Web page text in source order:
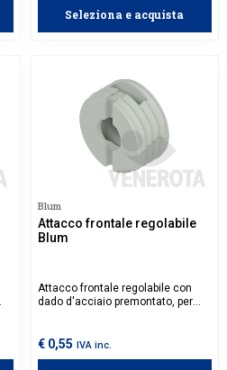
Seleziona e acquista
Blum
Attacco frontale regolabile
Blum
Attacco frontale regolabile con
dado d'acciaio premontato, per
€ 0,55 IVA inc.